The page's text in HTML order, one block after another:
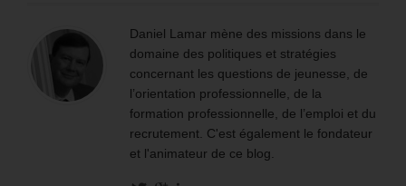
Daniel Lamar mène des missions dans le
domaine des politiques et stratégies
concernant les questions de jeunesse, de
l’orientation professionnelle, de la
formation professionnelle, de l’emploi et du
recrutement. C'est également le fondateur
et l'animateur de ce blog.